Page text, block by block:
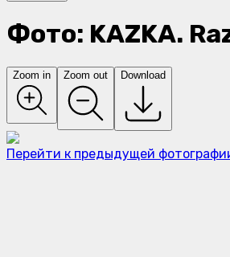
Фото: KAZKA.
Zoom in Zoom out Download
Перейти к предыдущей